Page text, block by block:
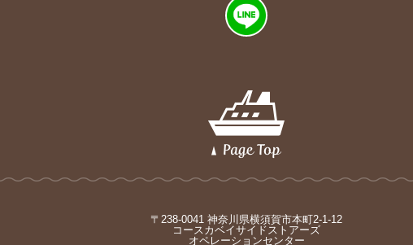
〒238-0041 神奈川県横須賀市本町2-1-12
コースカベイサイドストアーズ
オペレーションセンター